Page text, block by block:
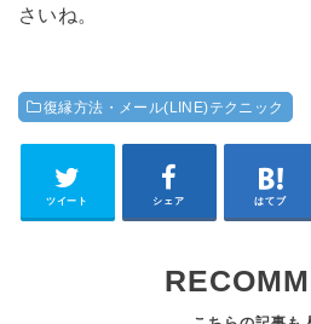
さいね。
復縁方法・メール(LINE)テクニック
ツイート シェア はてブ